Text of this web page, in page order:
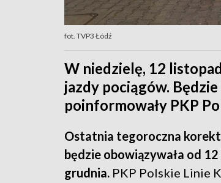
fot. TVP3 Łódź
W niedzielę, 12
jazdy pociągów.
poinformowały PKP
Ostatnia tegoroczna
będzie obowiązywała od
grudnia. PKP Polskie Linie